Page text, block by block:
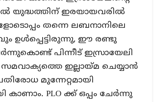
യുദ്ധത്തിന് ഇരയായവരില്‍
തന്നെ ലബനാനിലെ
ഉള്‍പ്പെട്ടിരുന്നു, ഈ രണ്ടു
പിന്നീട് ഇസ്രായേലി
ഇല്ലായ്മ ചെയ്യാന്‍
മുന്നേറ്റമായി
കാണാം. PLO ക്ക് ഒപ്പം ചേര്‍ന്നു